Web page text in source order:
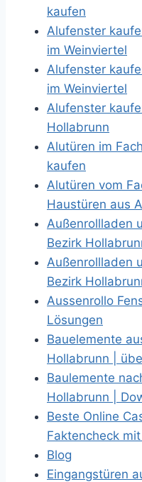
kaufen
Alufenster
im Weinviertel
Alufenster
im Weinviertel
Alufenster
Hollabrunn
Alutüren im
kaufen
Alutüren vom
Haustüren aus
Außenrollladen
Bezirk
Außenrollladen
Bezirk
Aussenrollo
Lösungen
Bauelemente
Hollabrunn |
Baulemente
Hollabrunn |
Beste Online
Faktencheck
Blog
Eingangstüren